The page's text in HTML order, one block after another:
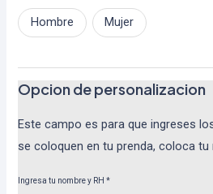
Hombre Mujer
Opcion de personalizacion
Este campo es para que ingreses
se coloquen en tu prenda, coloca tu
Ingresa tu nombre y RH*